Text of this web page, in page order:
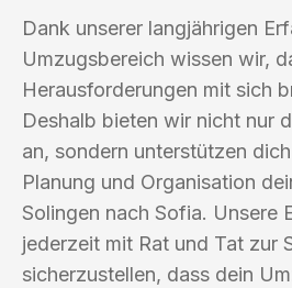
Dank unserer langjährigen
Umzugsbereich wissen wir,
Herausforderungen mit sich
Deshalb bieten wir nicht nur
an, sondern unterstützen
Planung und Organisation
Solingen nach Sofia. Unsere
jederzeit mit Rat und Tat zur
sicherzustellen, dass dein